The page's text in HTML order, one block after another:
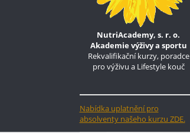
NutriAcademy, s. r. o.
Akademie výživy a sportu
Rekvalifikační kurzy, poradce
pro výživu a Lifestyle kouč
Nabídka uplatnění pro
absolventy našeho kurzu ZDE.